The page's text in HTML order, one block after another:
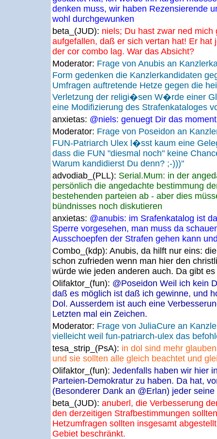
denken muss, wir haben Rezensierende
wohl durchgewunken
beta_(JUD): niels; Du hast zwar ned mich
aufgefallen, daß er sich vertan hat! Er hat
der cor combo lag. War das Absicht?
Moderator: Frage von Anubis an
Form gedenken die Kanzlerkandidaten
Umfragen auftretende Hetze gegen die
Verletzung der religi�sen W�rde einer
eine Modifizierung des Strafenkataloges
anxietas: @niels: genuegt Dir das
Moderator: Frage von Poseidon an
FUN-Patriarch Ulex l�sst kaum eine
dass die FUN "diesmal noch" keine
Warum kandidierst Du denn? ;-)))"
advodiab_(PLL): Serial.Mum: in der
persönlich die angedachte bestimmung
bestehenden parteien ab - aber dies
bündnisses noch diskutieren
anxietas: @anubis: im Srafenkatalog ist
Sperre vorgesehen, man muss da
Ausschoepfen der Strafen gehen kann
Combo_(kdp): Anubis, da hilft nur eins:
schon zufrieden wenn man hier den
würde wie jeden anderen auch. Da gibt
Olifaktor_(fun): @Poseidon Weil ich kein
daß es möglich ist daß ich gewinne, und
Dol. Ausserdem ist auch eine
Letzten mal ein Zeichen.
Moderator: Frage von JuliaCure an
vielleicht weil fun-patriarch-ulex das
tesa_strip_(PsA): in dol sind mehr
und sie sollten alle gleich beachtet und
Olifaktor_(fun): Jedenfalls haben wir hier
Parteien-Demokratur zu haben. Da hat,
(Besonderer Dank an @Erlan) jeder
beta_(JUD): anuberl, die Verbesserung
den derzeitigen Strafbestimmungen
Hetzumfragen sollten insgesamt
Gebiet beschränkt.